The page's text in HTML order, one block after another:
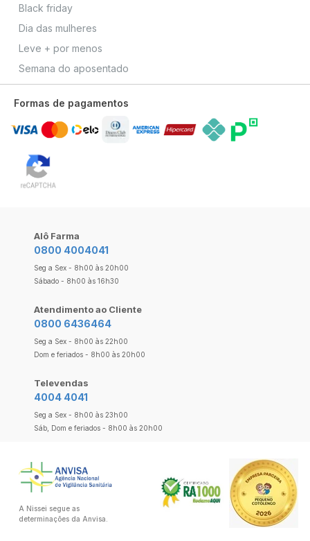
Black friday
Dia das mulheres
Leve + por menos
Semana do aposentado
Formas de pagamentos
Alô Farma
0800 4004041
Seg a Sex - 8h00 às 20h00
Sábado - 8h00 às 16h30
Atendimento ao Cliente
0800 6436464
Seg a Sex - 8h00 às 22h00
Dom e feriados - 8h00 às 20h00
Televendas
4004 4041
Seg a Sex - 8h00 às 23h00
Sáb, Dom e feriados - 8h00 às 20h00
A Nissei segue as
determinações da Anvisa.